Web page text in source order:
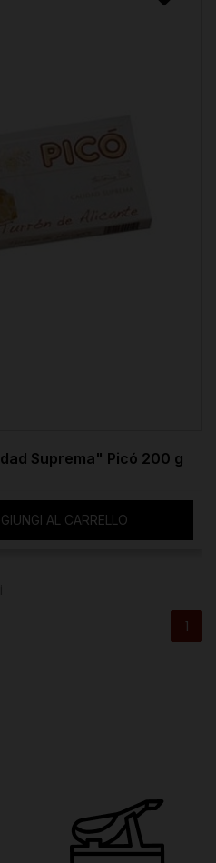
Suprema" Picó 200 g
AL CARRELLO
1